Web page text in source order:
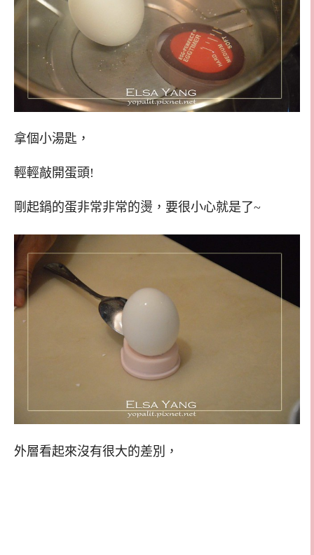
拿個小湯匙，
輕輕敲開蛋頭!
剛起鍋的蛋非常非常的燙，要很小心就是了~
外層看起來沒有很大的差別，